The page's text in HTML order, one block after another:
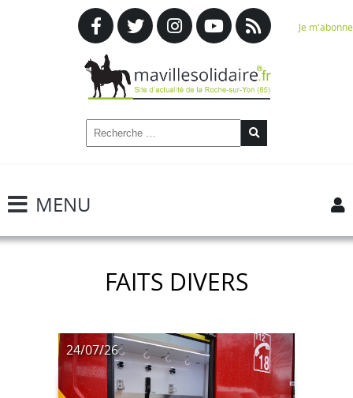
Je m'abonne
MENU
FAITS DIVERS
24/07/26